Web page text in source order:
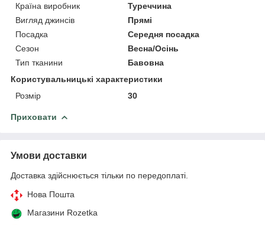
Країна виробник
Туреччина
Вигляд джинсів
Прямі
Посадка
Середня посадка
Сезон
Весна/Осінь
Тип тканини
Бавовна
Користувальницькі характеристики
Розмір
30
Приховати
Умови доставки
Доставка здійснюється тільки по передоплаті.
Нова Пошта
Магазини Rozetka